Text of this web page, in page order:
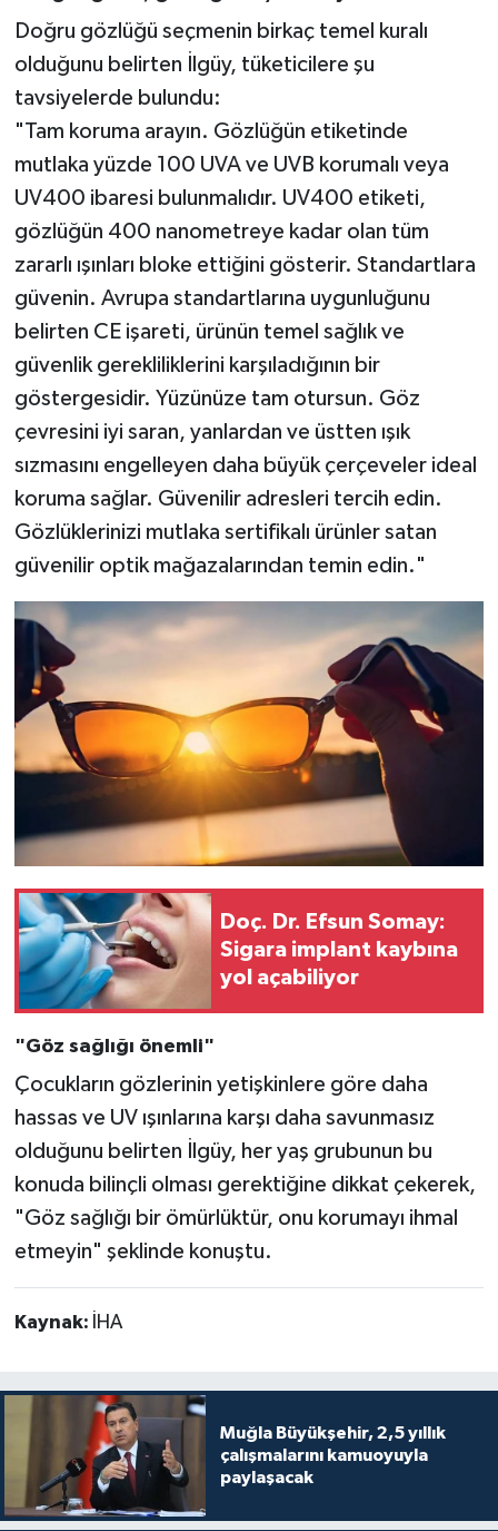
Doğru gözlüğü seçmenin birkaç temel kuralı
olduğunu belirten İlgüy, tüketicilere şu
tavsiyelerde bulundu:
"Tam koruma arayın. Gözlüğün etiketinde
mutlaka yüzde 100 UVA ve UVB korumalı veya
UV400 ibaresi bulunmalıdır. UV400 etiketi,
gözlüğün 400 nanometreye kadar olan tüm
zararlı ışınları bloke ettiğini gösterir. Standartlara
güvenin. Avrupa standartlarına uygunluğunu
belirten CE işareti, ürünün temel sağlık ve
güvenlik gerekliliklerini karşıladığının bir
göstergesidir. Yüzünüze tam otursun. Göz
çevresini iyi saran, yanlardan ve üstten ışık
sızmasını engelleyen daha büyük çerçeveler ideal
koruma sağlar. Güvenilir adresleri tercih edin.
Gözlüklerinizi mutlaka sertifikalı ürünler satan
güvenilir optik mağazalarından temin edin."
Doç. Dr. Efsun Somay:
Sigara implant kaybına
yol açabiliyor
"Göz sağlığı önemli"
Çocukların gözlerinin yetişkinlere göre daha
hassas ve UV ışınlarına karşı daha savunmasız
olduğunu belirten İlgüy, her yaş grubunun bu
konuda bilinçli olması gerektiğine dikkat çekerek,
"Göz sağlığı bir ömürlüktür, onu korumayı ihmal
etmeyin" şeklinde konuştu.
Kaynak: İHA
Muğla Büyükşehir, 2,5 yıllık
çalışmalarını kamuoyuyla
paylaşacak